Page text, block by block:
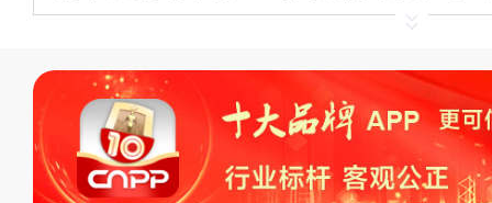
平台自有内容（文字
标、LOGO 等）知识产权归本站所
复制、转载、商用。本站不生产产
不代理、不招商、不提供中介服务。